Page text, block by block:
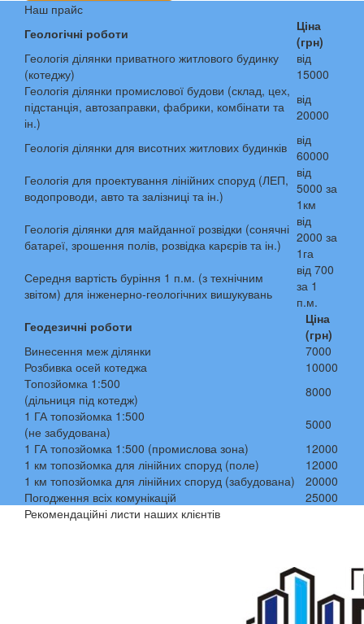
Наш прайс
Геологічні роботи
Ціна
(грн)
Геологія ділянки приватного житлового будинку
(котеджу)
від
15000
Геологія ділянки промислової будови (склад, цех,
підстанція, автозаправки, фабрики, комбінати та
ін.)
від
20000
Геологія ділянки для висотних житлових будинків
від
60000
Геологія для проектування лінійних споруд (ЛЕП,
водопроводи, авто та залізниці та ін.)
від
5000 за
1км
Геологія ділянки для майданної розвідки (сонячні
батареї, зрошення полів, розвідка карєрів та ін.)
від
2000 за
1га
Середня вартість буріння 1 п.м. (з технічним
звітом) для інженерно-геологічних вишукувань
від 700
за 1
п.м.
Геодезичні роботи
Ціна
(грн)
Винесення меж ділянки
7000
Розбивка осей котеджа
10000
Топозйомка 1:500
(дільниця під котедж)
8000
1 ГА топозйомка 1:500
(не забудована)
5000
1 ГА топозйомка 1:500 (промислова зона)
12000
1 км топозйомка для лінійних споруд (поле)
12000
1 км топозйомка для лінійних споруд (забудована)
20000
Погодження всіх комунікацій
25000
Рекомендаційні листи наших клієнтів